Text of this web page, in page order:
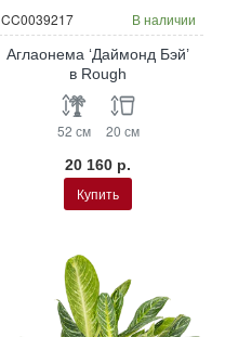
CC0039217 В наличии
Аглаонема ‘Даймонд Бэй’
в Rough
52 см 20 см
20 160 р.
Купить